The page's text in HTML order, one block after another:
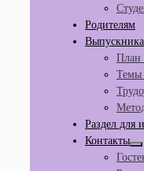
Родителям
План
Темы
Раздел для
Контакты